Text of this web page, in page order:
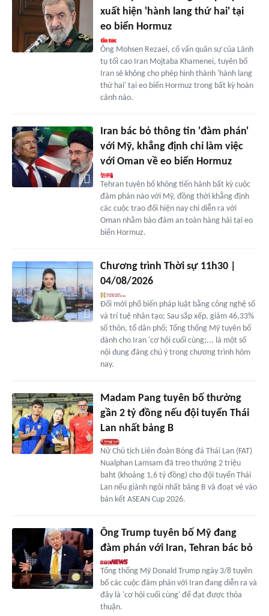
xuất hiện 'hành lang thứ hai' tại
eo biển Hormuz
Ông Mohsen Rezaei, cố vấn quân sự của Lãnh
tụ tối cao Iran Mojtaba Khamenei, tuyên bố
Iran sẽ không cho phép hình thành 'hành lang
thứ hai' tại eo biển Hormuz trong bất kỳ hoàn
cảnh nào.
Iran bác bỏ thông tin 'đàm phán'
với Mỹ, khẳng định chỉ làm việc
với Oman về eo biển Hormuz
Tehran tuyên bố không tiến hành bất kỳ cuộc
đàm phán nào với Mỹ, đồng thời khẳng định
các cuộc trao đổi hiện nay chỉ diễn ra với
Oman nhằm bảo đảm an toàn hàng hải tại eo
biển Hormuz.
Chương trình Thời sự 11h30 |
04/08/2026
Đổi mới phổ biến pháp luật bằng công nghệ số
và trí tuệ nhân tạo; Sau sắp xếp, giảm 46,33%
số thôn, tổ dân phố; Tổng thống Mỹ tuyên bố
dành cho Iran 'cơ hội cuối cùng;... là một số
nội dung đáng chú ý trong chương trình hôm
nay.
Madam Pang tuyên bố thưởng
gần 2 tỷ đồng nếu đội tuyển Thái
Lan nhất bảng B
Nữ Chủ tịch Liên đoàn Bóng đá Thái Lan (FAT)
Nualphan Lamsam đã treo thưởng 2 triệu
baht (khoảng 1,6 tỷ đồng) cho đội tuyển Thái
Lan nếu giành ngôi nhất bảng B và đoạt vé vào
bán kết ASEAN Cup 2026.
Ông Trump tuyên bố Mỹ đang
đàm phán với Iran, Tehran bác bỏ
Tổng thống Mỹ Donald Trump ngày 3/8 tuyên
bố các cuộc đàm phán với Iran đang diễn ra và
đây là 'cơ hội cuối cùng' để đạt được thỏa
thuận.